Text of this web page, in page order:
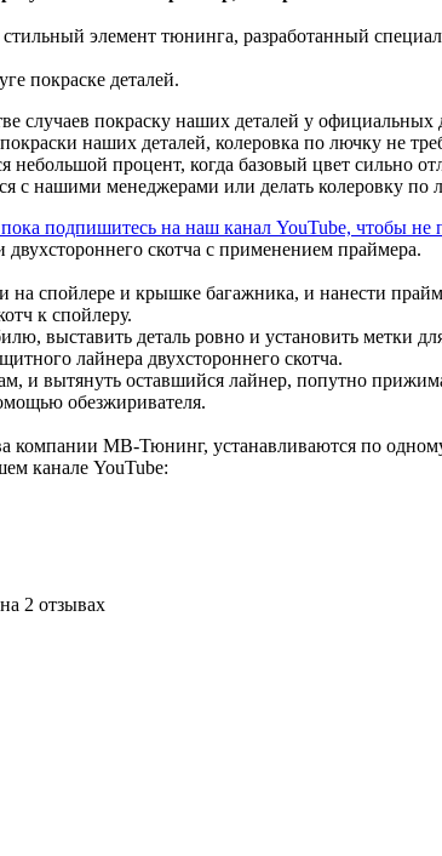
элемент тюнинга, разработанный
покраске деталей.
случаев покраску наших деталей у официальных
наших деталей, колеровка по лючку не
небольшой процент, когда базовый цвет сильно
с нашими менеджерами или делать колеровку по
подпишитесь на наш канал YouTube, чтобы не
скотча с применением праймера.
на спойлере и крышке багажника, и нанести
к спойлеру.
выставить деталь ровно и установить метки
лайнера двухстороннего скотча.
и вытянуть оставшийся лайнер, попутно
обезжиривателя.
компании МВ-Тюнинг, устанавливаются по
канале YouTube:
2 отзывах